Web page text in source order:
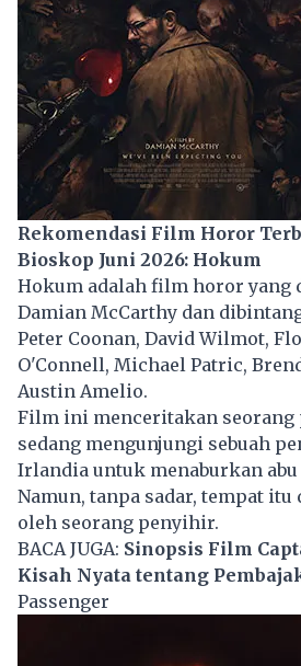
Rekomendasi Film Horor
Bioskop Juni 2026: Hokum
Hokum adalah film horor yang
Damian McCarthy dan
Peter Coonan, David Wilmot,
O'Connell, Michael Patric,
Austin Amelio.
Film ini menceritakan
sedang mengunjungi sebuah
Irlandia untuk menaburkan abu
Namun, tanpa sadar, tempat
oleh seorang penyihir.
BACA JUGA: Sinopsis Film
Kisah Nyata tentang
Passenger